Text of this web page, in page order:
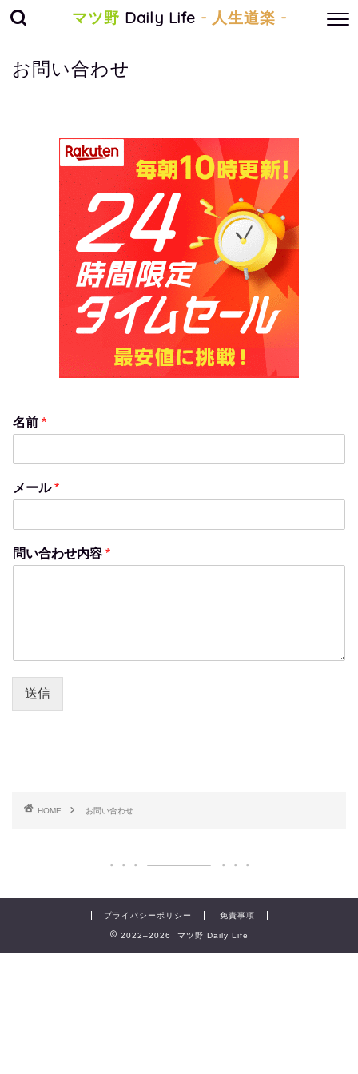
マツ野 Daily Life - 人生道楽 -
お問い合わせ
名前 *
メール*
問い合わせ内容 *
送信
HOME お問い合わせ
プライバシーポリシー 免責事項
2022–2026 マツ野 Daily Life